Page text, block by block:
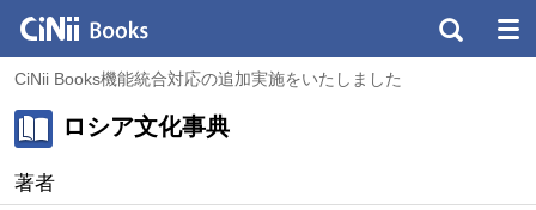
CiNii Books機能統合対応の追加実施をいたしました
ロシア文化事典
著者